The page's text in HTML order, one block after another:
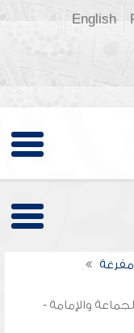
English
والإمامة -